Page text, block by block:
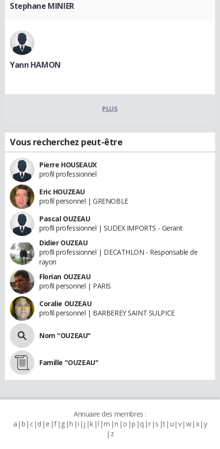
Stephane MINIER
Yann HAMON
PLUS
Vous recherchez peut-être
Pierre HOUSEAUX
profil professionnel
Eric HOUZEAU
profil personnel | GRENOBLE
Pascal OUZEAU
profil professionnel | SUDEX IMPORTS - Gerant
Didier OUZEAU
profil professionnel | DECATHLON - Responsable de
rayon
Florian OUZEAU
profil personnel | PARIS
Coralie OUZEAU
profil personnel | BARBEREY SAINT SULPICE
Nom "OUZEAU"
Famille "OUZEAU"
Annuaire des membres :
a b c d e f g h i j k l m n o p q r s t u v w x y
z